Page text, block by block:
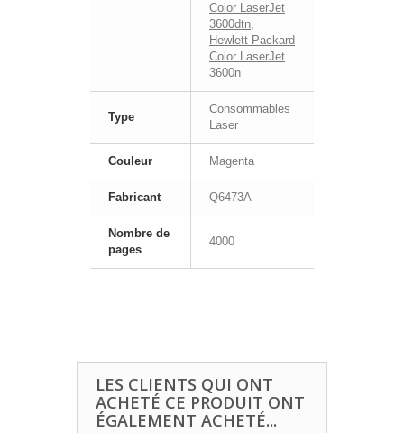
Color LaserJet
3600dtn,
Hewlett-Packard
Color LaserJet
3600n
Type
Consommables
Laser
Couleur Magenta
Fabricant Q6473A
Nombre de
pages
4000
LES CLIENTS QUI ONT
ACHETÉ CE PRODUIT ONT
ÉGALEMENT ACHETÉ...